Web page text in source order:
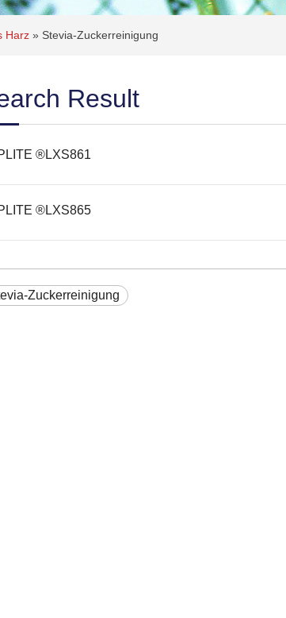
Harz » Stevia-Zuckerreinigung
Result
®LXS861
®LXS865
Zuckerreinigung